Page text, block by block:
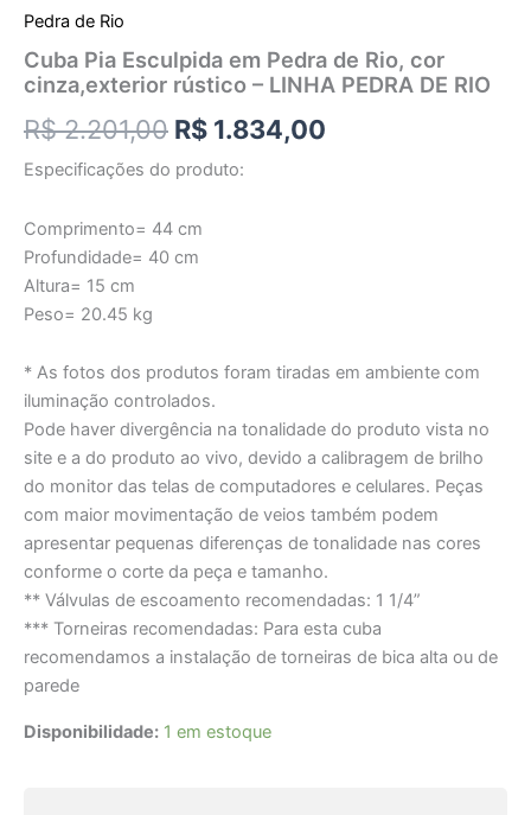
Pedra de Rio
Cuba Pia Esculpida em Pedra de Rio, cor
cinza,exterior rústico – LINHA PEDRA DE RIO
R$2.201,00 R$ 1.834,00
Especificações do produto:
Comprimento= 44 cm
Profundidade= 40 cm
Altura= 15 cm
Peso= 20.45 kg
* As fotos dos produtos foram tiradas em ambiente com
iluminação controlados.
Pode haver divergência na tonalidade do produto vista no
site e a do produto ao vivo, devido a calibragem de brilho
do monitor das telas de computadores e celulares. Peças
com maior movimentação de veios também podem
apresentar pequenas diferenças de tonalidade nas cores
conforme o corte da peça e tamanho.
** Válvulas de escoamento recomendadas: 1 1/4”
*** Torneiras recomendadas: Para esta cuba
recomendamos a instalação de torneiras de bica alta ou de
parede
Disponibilidade: 1 em estoque